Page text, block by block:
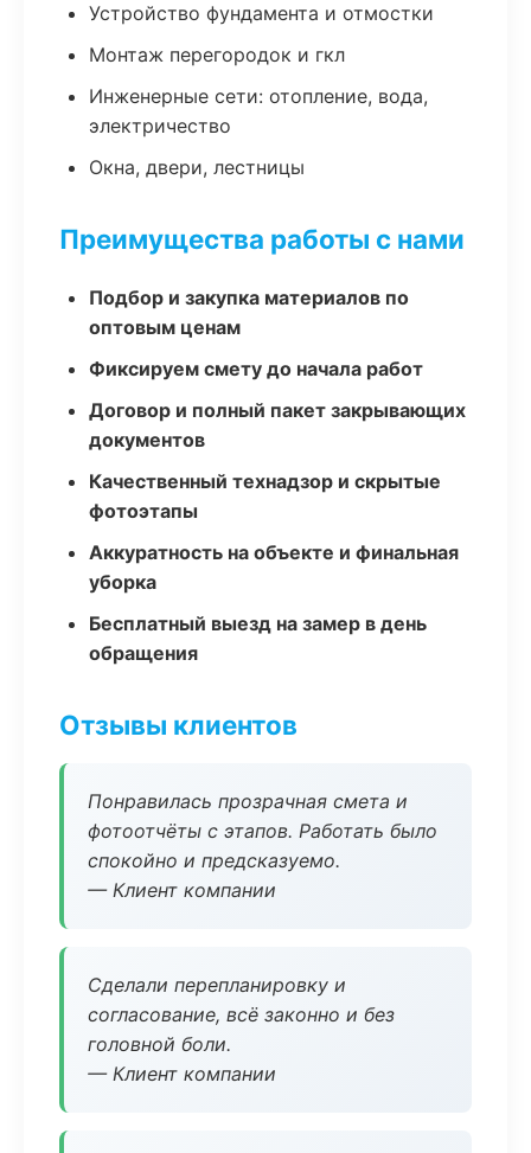
Устройство фундамента и отмостки
Монтаж перегородок и гкл
Инженерные сети: отопление, вода,
электричество
Окна, двери, лестницы
Преимущества работы с нами
Подбор и закупка материалов по
оптовым ценам
Фиксируем смету до начала работ
Договор и полный пакет закрывающих
документов
Качественный технадзор и скрытые
фотоэтапы
Аккуратность на объекте и финальная
уборка
Бесплатный выезд на замер в день
обращения
Отзывы клиентов
Понравилась прозрачная смета и
фотоотчёты с этапов. Работать было
спокойно и предсказуемо.
— Клиент компании
Сделали перепланировку и
согласование, всё законно и без
головной боли.
— Клиент компании